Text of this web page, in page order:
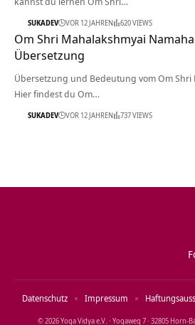
SUKADEV VOR 12 JAHREN 620 VIEWS
Om Shri Mahalakshmyai
Übersetzung
Übersetzung und Bedeutung vom Om Shri
Hier findest du Om…
SUKADEV VOR 12 JAHREN 737 VIEWS
© 2026 Yoga Vidya e.V. · Yogaweg 7 · 32805
Datenschutz Impressum